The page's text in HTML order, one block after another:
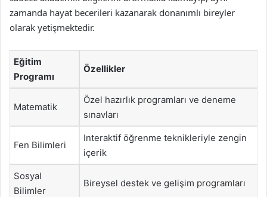
zamanda hayat becerileri kazanarak donanımlı bireyler
olarak yetişmektedir.
Eğitim
Programı
Özellikler
Matematik
Özel hazırlık programları ve deneme
sınavları
Fen Bilimleri
Interaktif öğrenme teknikleriyle zengin
içerik
Sosyal
Bilimler
Bireysel destek ve gelişim programları